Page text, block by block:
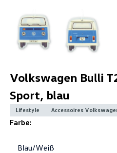
Volkswagen Bulli
Sport, blau
Lifestyle Accessoires
Farbe:
Blau/Weiß